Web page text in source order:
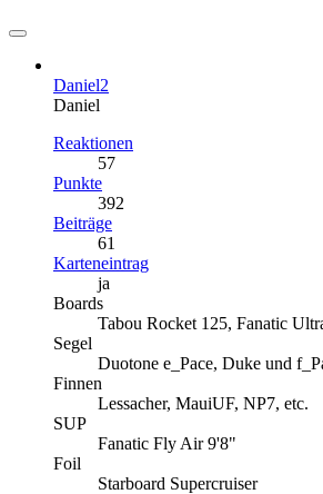
Daniel2
Daniel
Reaktionen
57
Punkte
392
Beiträge
61
Karteneintrag
ja
Boards
Tabou Rocket 125, Fanatic
Segel
Duotone e_Pace, Duke und
Finnen
Lessacher, MauiUF, NP7, etc.
SUP
Fanatic Fly Air 9'8"
Foil
Starboard Supercruiser